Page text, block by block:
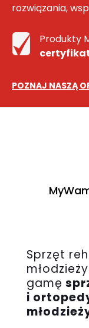
rozwiązania,
Produkty
certyfikat
POZNAJ NASZĄ
Sprzęt
gamę
i